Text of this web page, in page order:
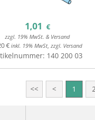
1,01 €
zzgl. 19% MwSt. & Versand
€ inkl. 19% MwSt, zzgl. Versand
140 200 03
<< < 1